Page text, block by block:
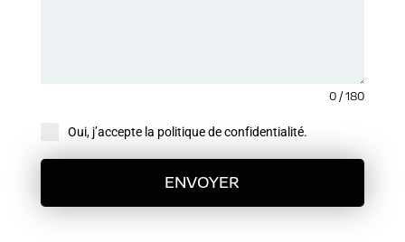
0 / 180
Oui, j’accepte la politique de confidentialité.
ENVOYER